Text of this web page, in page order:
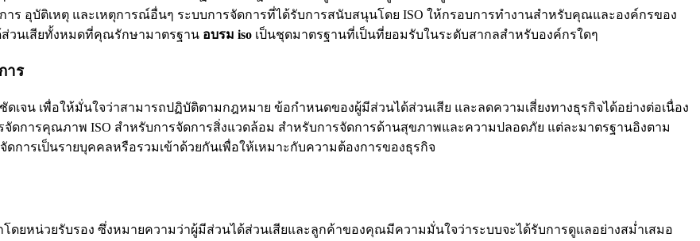
ร อุบัติเหตุ และเหตุการณ์อื่นๆ ระบบการจัดการที่ได้รับการสนับสนุนโดย ISO ให้กรอบการทำงานสำหรับคุณและองค์กรของ
วนเสียทั้งหมดที่คุณรักษามาตรฐาน อบรม iso เป็นชุดมาตรฐานที่เป็นที่ยอมรับในระดับสากลสำหรับองค์กรใดๆ
าร
จน เพื่อให้มั่นใจว่าสามารถปฏิบัติตามกฎหมาย ข้อกำหนดของผู้มีส่วนได้ส่วนเสีย และลดความเสี่ยงทางธุรกิจได้อย่างต่อเนื่อง
ดการคุณภาพ ISO สำหรับการจัดการสิ่งแวดล้อม สำหรับการจัดการด้านสุขภาพและความปลอดภัย แต่ละมาตรฐานอิงตาม
ารเป็นรายบุคคลหรือรวมเข้าด้วยกันเพื่อให้เหมาะกับความต้องการของธุรกิจ
ดยหน่วยรับรอง ซึ่งหมายความว่าผู้มีส่วนได้ส่วนเสียและลูกค้าของคุณมีความมั่นใจว่าระบบจะได้รับการดูแลอย่างสม่ำเสมอ